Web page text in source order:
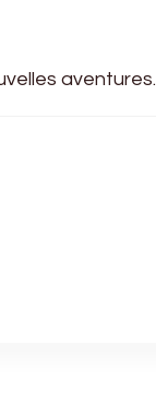
aventures.